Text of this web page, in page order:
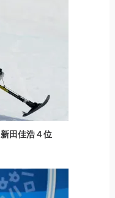
田佳浩４位